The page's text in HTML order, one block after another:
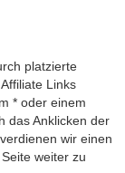
platzierte
Links
* oder einem
das Anklicken der
wir einen
weiter zu